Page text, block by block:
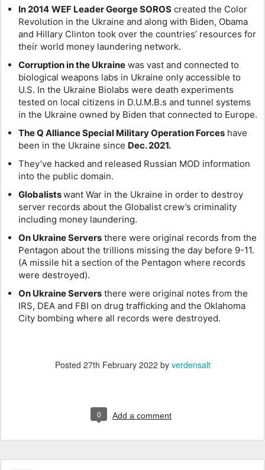
In 2014 WEF Leader George SOROS created the Color
Revolution in the Ukraine and along with Biden, Obama
and Hillary Clinton took over the countries’ resources for
their world money laundering network.
Corruption in the Ukraine was vast and connected to
biological weapons labs in Ukraine only accessible to
U.S. In the Ukraine Biolabs were death experiments
tested on local citizens in D.U.M.B.s and tunnel systems
in the Ukraine owned by Biden that connected to Europe.
The Q Alliance Special Military Operation Forces have
been in the Ukraine since Dec. 2021.
They’ve hacked and released Russian MOD information
into the public domain.
Globalistswant War in the Ukraine in order to destroy
server records about the Globalist crew’s criminality
including money laundering.
On Ukraine Servers there were original records from the
Pentagon about the trillions missing the day before 9-11.
(A missile hit a section of the Pentagon where records
were destroyed).
On Ukraine Servers there were original notes from the
IRS, DEA and FBI on drug trafficking and the Oklahoma
City bombing where all records were destroyed.
Posted 27th February 2022 by verdensalt
0 Add a comment